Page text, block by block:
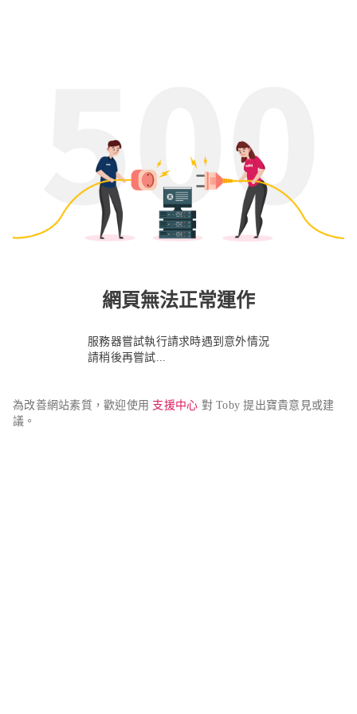
網頁無法正常運作
服務器嘗試執行請求時遇到意外情況
請稍後再嘗試...
為改善網站素質，歡迎使用 支援中心 對 Toby 提出寶貴意見或建
議。